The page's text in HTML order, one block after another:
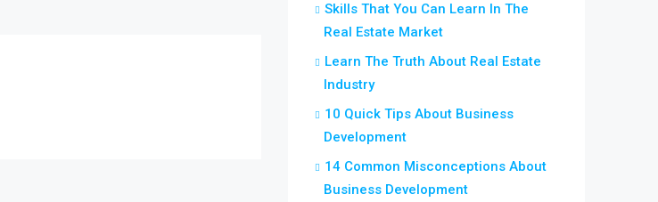
Skills That You Can Learn In The
Real Estate Market
Learn The Truth About Real Estate
Industry
10 Quick Tips About Business
Development
14 Common Misconceptions About
Business Development